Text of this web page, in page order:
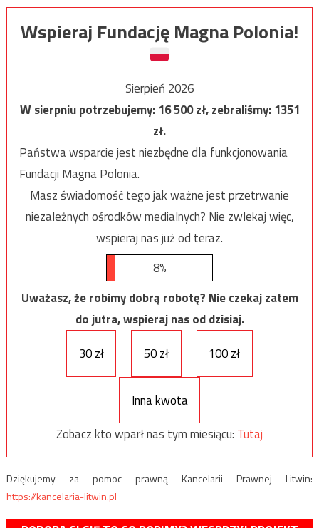
Wspieraj Fundację Magna Polonia!
Sierpień 2026
W sierpniu potrzebujemy:16 500zł, zebraliśmy:1351
zł.
Państwa wsparcie jest niezbędne dla funkcjonowania
Fundacji Magna Polonia.
Masz świadomość tego jak ważne jest przetrwanie
niezależnych ośrodków medialnych? Nie zwlekaj więc,
wspieraj nas już od teraz.
8%
Uważasz, że robimy dobrą robotę? Nie czekaj zatem
do jutra, wspieraj nas od dzisiaj.
30 zł
50 zł 100 zł
Inna kwota
Zobacz kto wparł nas tym miesiącu: Tutaj
Dziękujemy za pomoc prawną Kancelarii Prawnej Litwin:
https://kancelaria-litwin.pl